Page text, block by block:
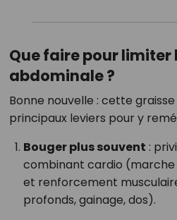
Que faire pour limiter
abdominale ?
Bonne nouvelle : cette
principaux leviers pour y
Bouger plus souvent :
combinant cardio
et renforcement
profonds, gainage, dos).